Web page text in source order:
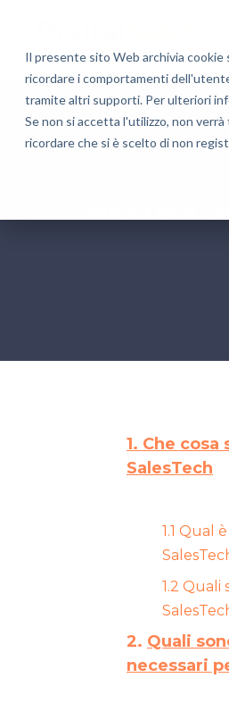
Il presente sito Web archivia
ricordare i comportamenti
tramite altri supporti. Per ulteriori
Se non si accetta l'utilizzo, non
ricordare che si è scelto di non
Sales Tech
1. Che
SalesTech
1.1 Qual
1.2 Quali
2. Quali
necessari